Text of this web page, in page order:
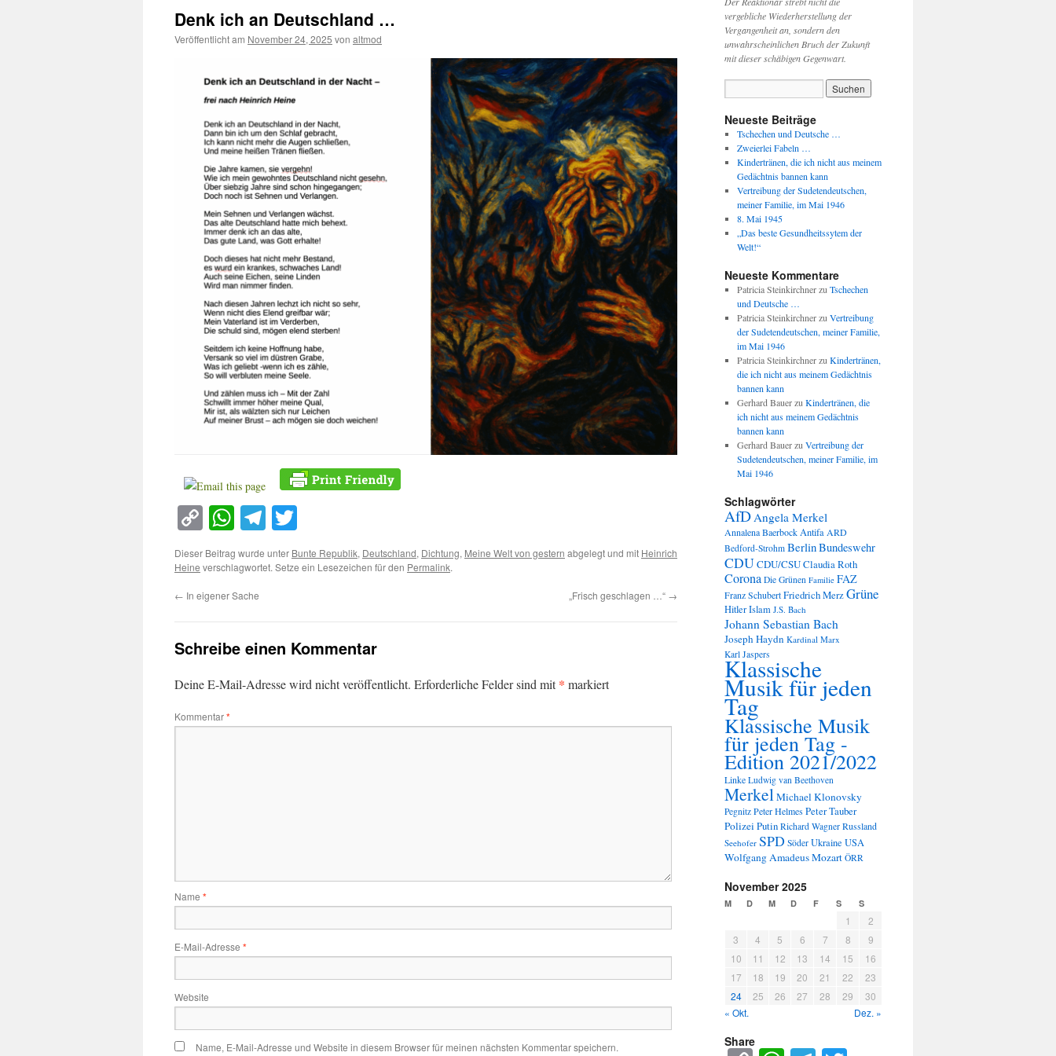
Denk ich an Deutschland …
Veröffentlicht am November 24, 2025 von altmod
Copy
Link
WhatsApp
Telegram
Dieser Beitrag wurde unter Bunte Republik, Deutschland, Dichtung, Meine Welt von gestern abgelegt und mit Heinrich
Heine verschlagwortet. Setze ein Lesezeichen für den Permalink.
← In eigener Sache „Frisch geschlagen …“ →
Schreibe einen Kommentar
Deine E-Mail-Adresse wird nicht veröffentlicht. Erforderliche Felder sind mit* markiert
Kommentar*
Name *
E-Mail-Adresse *
Website
Name, E-Mail-Adresse und Website in diesem Browser für meinen nächsten Kommentar speichern.
vergebliche Wiederherstellung der
Vergangenheit an, sondern den
unwahrscheinlichen Bruch der Zukunft
mit dieser schäbigen Gegenwart.
Neueste Beiträge
Tschechen und Deutsche …
Zweierlei Fabeln …
Kindertränen, die ich nicht aus meinem
Gedächtnis bannen kann
Vertreibung der Sudetendeutschen,
meiner Familie, im Mai 1946
8. Mai 1945
„Das beste Gesundheitssytem der
Welt!“
Neueste Kommentare
Patricia Steinkirchnerzu Tschechen
und Deutsche …
Patricia Steinkirchnerzu Vertreibung
der Sudetendeutschen, meiner Familie,
im Mai 1946
Patricia Steinkirchnerzu Kindertränen,
die ich nicht aus meinem Gedächtnis
bannen kann
Gerhard Bauerzu Kindertränen, die
ich nicht aus meinem Gedächtnis
bannen kann
Gerhard Bauerzu Vertreibung der
Sudetendeutschen, meiner Familie, im
Mai 1946
Schlagwörter
AfDAngela Merkel
Annalena BaerbockAntifa ARD
Bedford-Strohm BerlinBundeswehr
CDUCDU/CSUClaudia Roth
Corona Die Grünen Familie FAZ
Franz SchubertFriedrich MerzGrüne
HitlerIslam J.S. Bach
Johann Sebastian Bach
Joseph Haydn Kardinal Marx
Karl Jaspers
Klassische
Musik für jeden
Tag
Klassische Musik
für jeden Tag -
Edition 2021/2022
Linke Ludwig van Beethoven
MerkelMichael Klonovsky
Pegnitz Peter HelmesPeter Tauber
PolizeiPutin Richard Wagner Russland
Seehofer SPD Söder Ukraine USA
Wolfgang Amadeus Mozart ÖRR
November 2025
M D M D F S S
1
2
3
4 5 6 7 8
9
10
11 12 13 14 15
16
17
18 19 20 21 22
23
24
25 26 27 28 29
30
« Okt.
Dez. »
Share